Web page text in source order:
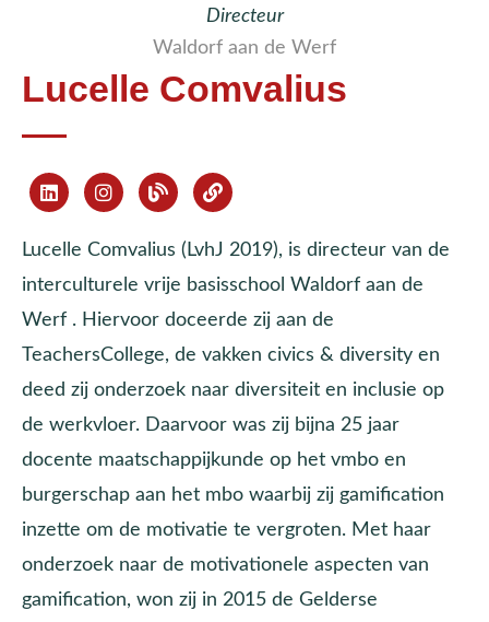
Directeur
Waldorf aan de Werf
Lucelle Comvalius
Lucelle Comvalius (LvhJ 2019), is directeur van de
interculturele vrije basisschool Waldorf aan de
Werf . Hiervoor doceerde zij aan de
TeachersCollege, de vakken civics & diversity en
deed zij onderzoek naar diversiteit en inclusie op
de werkvloer. Daarvoor was zij bijna 25 jaar
docente maatschappijkunde op het vmbo en
burgerschap aan het mbo waarbij zij gamification
inzette om de motivatie te vergroten. Met haar
onderzoek naar de motivationele aspecten van
gamification, won zij in 2015 de Gelderse